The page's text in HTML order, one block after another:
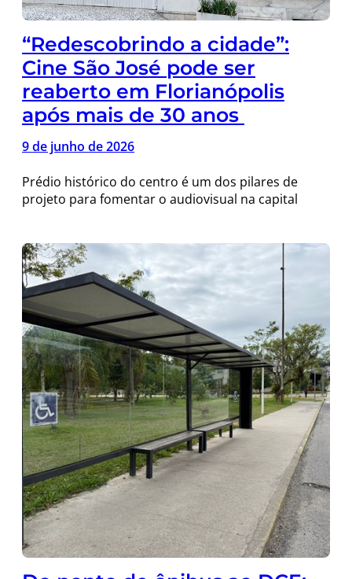
“Redescobrindo a cidade”:
Cine São José pode ser
reaberto em Florianópolis
após mais de 30 anos
9 de junho de 2026
Prédio histórico do centro é um dos pilares de
projeto para fomentar o audiovisual na capital